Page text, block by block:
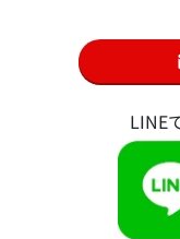
LINE